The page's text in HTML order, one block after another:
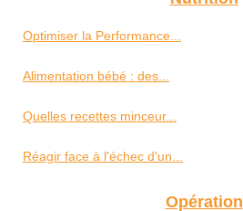
Optimiser la Performance...
Alimentation bébé : des...
Quelles recettes minceur...
Réagir face à l'échec d'un...
Opération